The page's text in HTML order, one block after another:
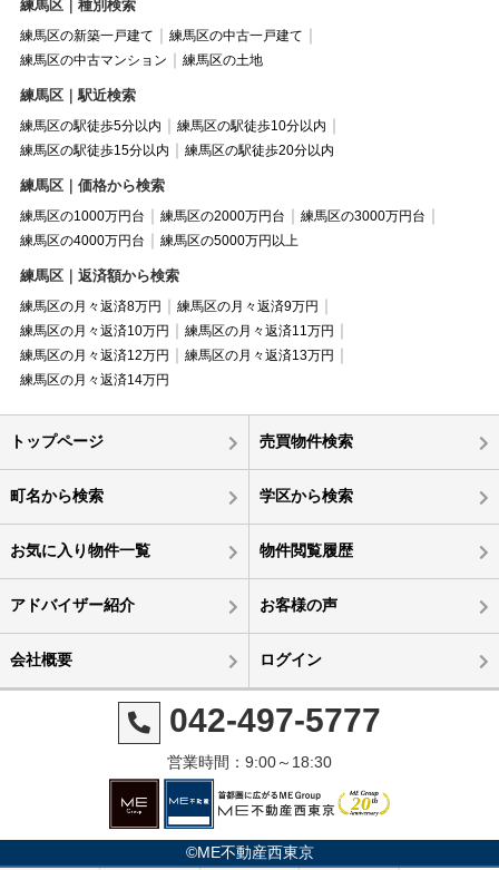
練馬区｜種別検索
練馬区の新築一戸建て
練馬区の中古一戸建て
練馬区の中古マンション
練馬区の土地
練馬区｜駅近検索
練馬区の駅徒歩5分以内
練馬区の駅徒歩10分以内
練馬区の駅徒歩15分以内
練馬区の駅徒歩20分以内
練馬区｜価格から検索
練馬区の1000万円台 練馬区の2000万円台
練馬区の3000万円台
練馬区の4000万円台
練馬区の5000万円以上
練馬区｜返済額から検索
練馬区の月々返済8万円
練馬区の月々返済9万円
練馬区の月々返済10万円
練馬区の月々返済11万円
練馬区の月々返済12万円
練馬区の月々返済13万円
練馬区の月々返済14万円
トップページ 売買物件検索
町名から検索 学区から検索
お気に入り物件一覧 物件閲覧履歴
アドバイザー紹介 お客様の声
会社概要 ログイン
042-497-5777
営業時間：9:00～18:30
©ME不動産西東京